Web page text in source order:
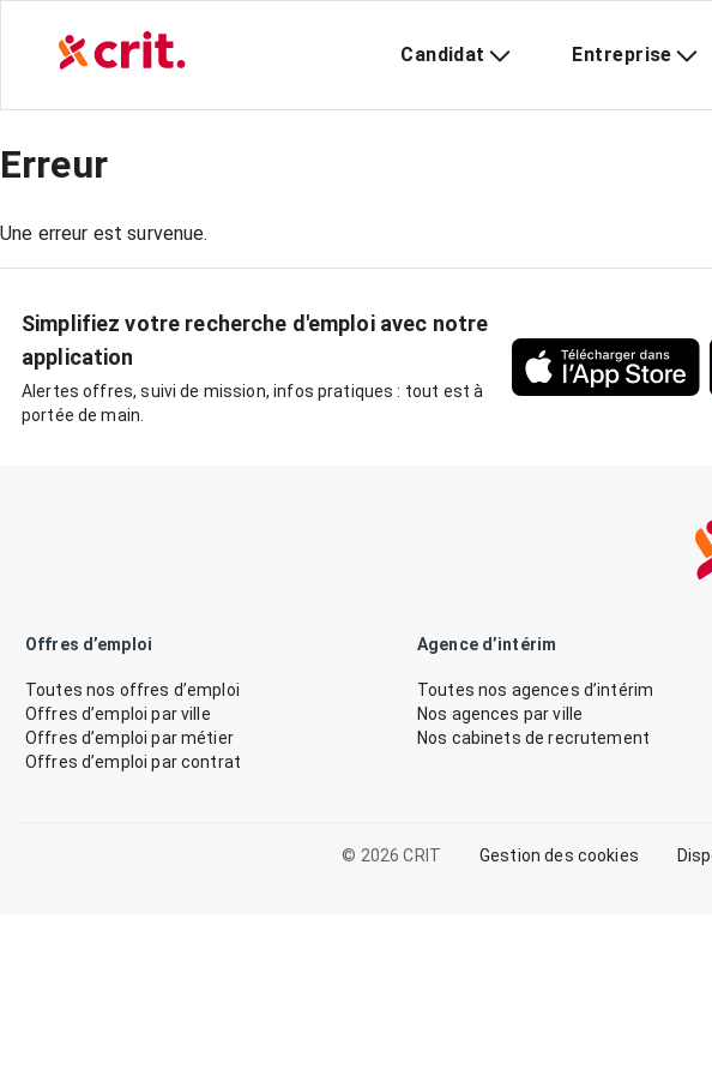
Candidat Entreprise
Erreur
Une erreur est survenue.
Simplifiez votre recherche d'emploi avec notre
application
Alertes offres, suivi de mission, infos pratiques : tout est à
portée de main.
Offres d’emploi
Toutes nos offres d’emploi
Offres d’emploi par ville
Offres d’emploi par métier
Offres d’emploi par contrat
Agence d’intérim
Toutes nos agences d’intérim
Nos agences par ville
Nos cabinets de recrutement
© 2026 CRIT Gestion des cookies